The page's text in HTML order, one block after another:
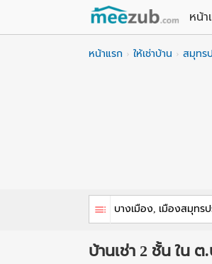
หน้า
หน้าแรก ให้เช่าบ้าน สมุทร
บ้านเช่า 2 ชั้น ใน